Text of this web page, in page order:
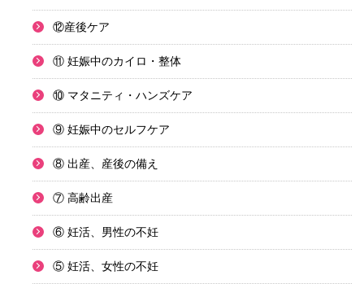
⑫産後ケア
⑪ 妊娠中のカイロ・整体
⑩ マタニティ・ハンズケア
⑨ 妊娠中のセルフケア
⑧ 出産、産後の備え
⑦ 高齢出産
⑥ 妊活、男性の不妊
⑤ 妊活、女性の不妊